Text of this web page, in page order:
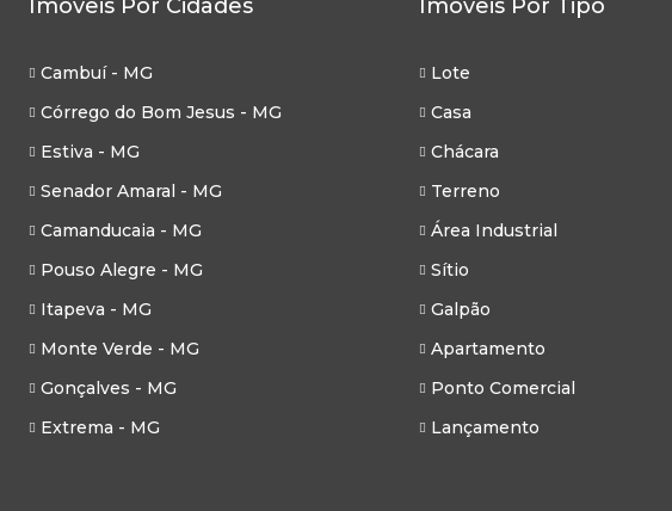
Imóveis Por Cidades
Cambuí - MG
Córrego do Bom Jesus - MG
Estiva - MG
Senador Amaral - MG
Camanducaia - MG
Pouso Alegre - MG
Itapeva - MG
Monte Verde - MG
Gonçalves - MG
Extrema - MG
Imóveis Por Tipo
Lote
Casa
Chácara
Terreno
Área Industrial
Sítio
Galpão
Apartamento
Ponto Comercial
Lançamento